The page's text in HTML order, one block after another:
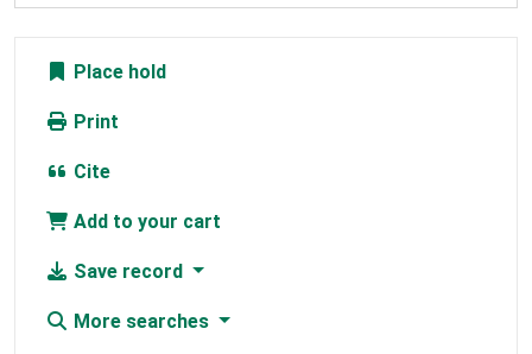
Place hold
Print
Cite
Add to your cart
Save record
More searches